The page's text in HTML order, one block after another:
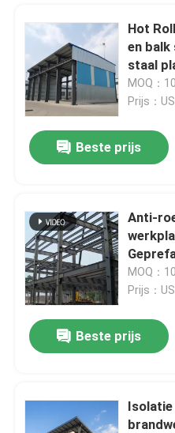
Hot
en
staal
MOQ：
Prijs：
Beste prijs
Anti-
MOQ：
Prijs：
Beste prijs